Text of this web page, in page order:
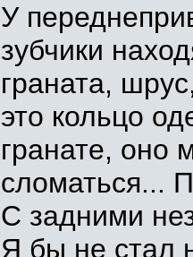
У
зубчики
граната,
это кольцо
гранате, оно
сломаться...
С задними
Я бы не стал